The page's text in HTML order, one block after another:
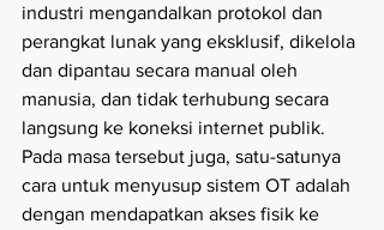
industri mengandalkan protokol dan
perangkat lunak yang eksklusif, dikelola
dan dipantau secara manual oleh
manusia, dan tidak terhubung secara
langsung ke koneksi internet publik.
Pada masa tersebut juga, satu-satunya
cara untuk menyusup sistem OT adalah
dengan mendapatkan akses fisik ke